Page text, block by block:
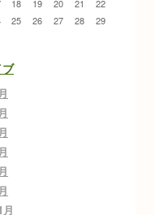
18 19 20 21
22
25 26 27 28
29
ブ